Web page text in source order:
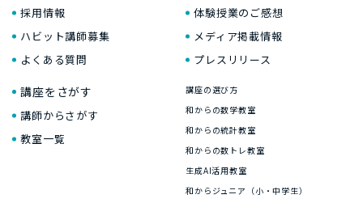
採用情報
ハビット講師募集
よくある質問
体験授業のご感想
メディア掲載情報
プレスリリース
講座をさがす
講師からさがす
教室一覧
講座の選び方
和からの数学教室
和からの統計教室
和からの数トレ教室
生成AI活用教室
和からジュニア（小・中学生）